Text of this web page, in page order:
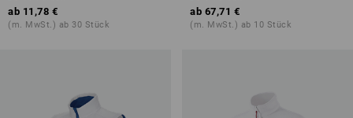
ab 11,78 €
(m. MwSt.) ab 30 Stück
ab 67,71 €
(m. MwSt.) ab 10 Stück